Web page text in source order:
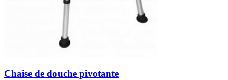
Chaise de douche pivotante